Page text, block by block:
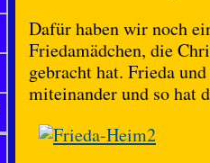
Dafür haben wir noch
Friedamädchen, die
gebracht hat. Frieda
miteinander und so hat